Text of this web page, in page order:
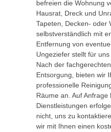
befreien die Wohnung
Hausrat, Dreck und
Tapeten, Decken- oder
selbstverständlich mit
Entfernung von
Ungeziefer stellt für
Nach der
Entsorgung, bieten wir
professionelle
Räume an. Auf
Dienstleistungen
nicht, uns zu
wir mit Ihnen einen